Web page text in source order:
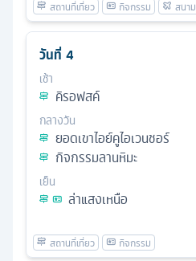
วันที่ 4
เช้า
คิรอฟสค์
กลางวัน
ยอดเขาไอย์คูไอเวนชอร์
กิจกรรมลานหิมะ
เย็น
ล่าแสงเหนือ